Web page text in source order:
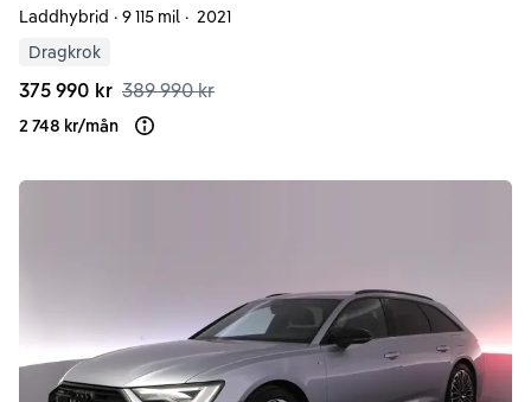
Laddhybrid · 9 115 mil · 2021
Dragkrok
375 990 kr 389 990 kr
2 748 kr/mån Läs mer om finansiering